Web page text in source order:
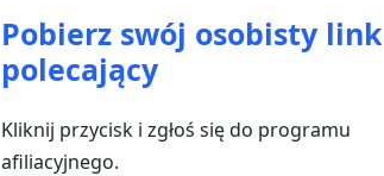
Pobierz swój osobisty link
polecający
Kliknij przycisk i zgłoś się do programu
afiliacyjnego.